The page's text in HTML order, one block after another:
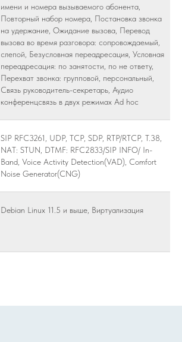
имени и номера вызываемого абонента,
Повторный набор номера, Постановка звонка
на удержание, Ожидание вызова, Перевод
вызова во время разговора: сопровождаемый,
слепой, Безусловная переадресация, Условная
переадресация: по занятости, по не ответу,
Перехват звонка: групповой, персональный,
Связь руководитель-секретарь, Аудио
конференцсвязь в двух режимах Ad hoc
SIP RFC3261, UDP, TCP, SDP, RTP/RTCP, T.38,
NAT: STUN, DTMF: RFC2833/SIP INFO/ In-
Band, Voice Activity Detection(VAD), Comfort
Noise Generator(CNG)
Debian Linux 11.5 и выше, Виртуализация